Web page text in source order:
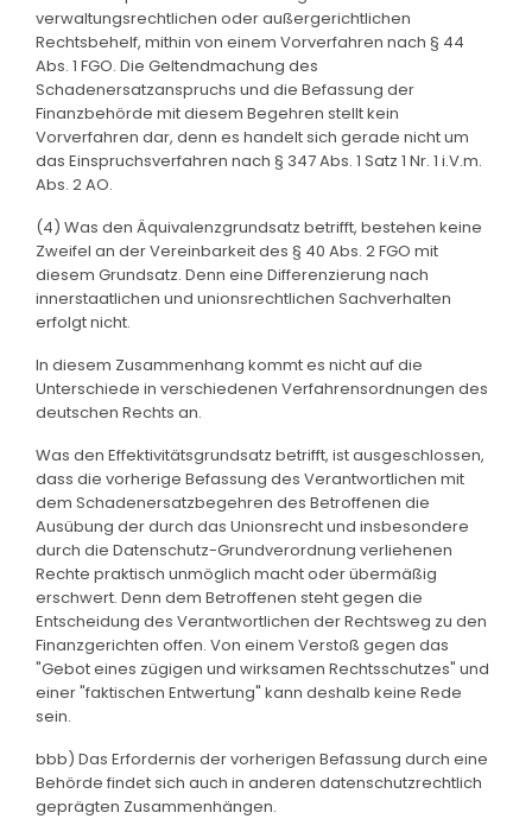
verwaltungsrechtlichen oder außergerichtlichen
Rechtsbehelf, mithin von einem Vorverfahren nach § 44
Abs. 1 FGO. Die Geltendmachung des
Schadenersatzanspruchs und die Befassung der
Finanzbehörde mit diesem Begehren stellt kein
Vorverfahren dar, denn es handelt sich gerade nicht um
das Einspruchsverfahren nach § 347 Abs. 1 Satz 1 Nr. 1 i.V.m.
Abs. 2 AO.
(4) Was den Äquivalenzgrundsatz betrifft, bestehen keine
Zweifel an der Vereinbarkeit des § 40 Abs. 2 FGO mit
diesem Grundsatz. Denn eine Differenzierung nach
innerstaatlichen und unionsrechtlichen Sachverhalten
erfolgt nicht.
In diesem Zusammenhang kommt es nicht auf die
Unterschiede in verschiedenen Verfahrensordnungen des
deutschen Rechts an.
Was den Effektivitätsgrundsatz betrifft, ist ausgeschlossen,
dass die vorherige Befassung des Verantwortlichen mit
dem Schadenersatzbegehren des Betroffenen die
Ausübung der durch das Unionsrecht und insbesondere
durch die Datenschutz-Grundverordnung verliehenen
Rechte praktisch unmöglich macht oder übermäßig
erschwert. Denn dem Betroffenen steht gegen die
Entscheidung des Verantwortlichen der Rechtsweg zu den
Finanzgerichten offen. Von einem Verstoß gegen das
"Gebot eines zügigen und wirksamen Rechtsschutzes" und
einer "faktischen Entwertung" kann deshalb keine Rede
sein.
bbb) Das Erfordernis der vorherigen Befassung durch eine
Behörde findet sich auch in anderen datenschutzrechtlich
geprägten Zusammenhängen.